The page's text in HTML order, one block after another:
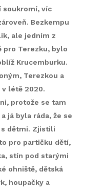
soukromí, víc
Bezkempu
ale jedním z
pro Terezku, bylo
Krucemburku.
Terezkou a
létě 2020.
protože se tam
já byla ráda, že se
s dětmi. Zjistili
pro partičku dětí,
stín pod starými
ohniště, dětská
houpačky a